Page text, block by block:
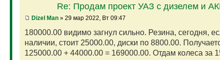
Re: Продам проект УАЗ с дизелем и
Dizel Man» 29 мар 2022, Вт 09:47
180000.00 видимо загнул сильно. Резина, сегодня,
наличии, стоит 25000.00, диски по 8800.00.
125000.00 + 44000.00 = 169000.00. Отдам колеса за